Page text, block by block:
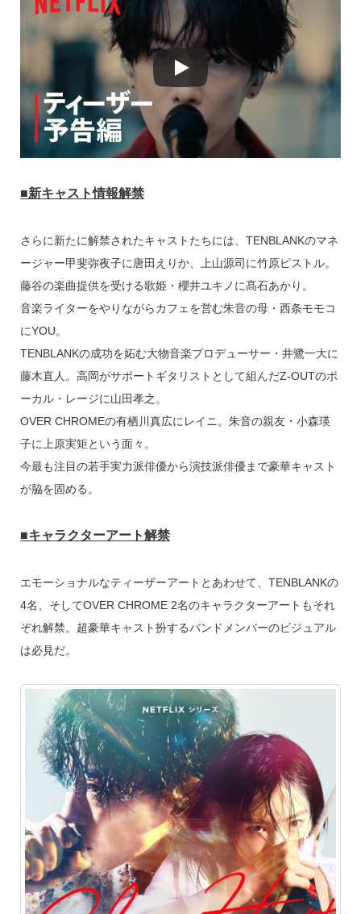
■新キャスト情報解禁
さらに新たに解禁されたキャストたちには、TENBLANKのマネ
ージャー甲斐弥夜子に唐田えりか、上山源司に竹原ピストル。
藤谷の楽曲提供を受ける歌姫・櫻井ユキノに髙石あかり。
音楽ライターをやりながらカフェを営む朱音の母・西条モモコ
にYOU。
TENBLANKの成功を妬む大物音楽プロデューサー・井鷺一大に
藤木直人。高岡がサポートギタリストとして組んだZ-OUTのボ
ーカル・レージに山田孝之。
OVER CHROMEの有栖川真広にレイニ。朱音の親友・小森瑛
子に上原実矩という面々。
今最も注目の若手実力派俳優から演技派俳優まで豪華キャスト
が脇を固める。
■キャラクターアート解禁
エモーショナルなティーザーアートとあわせて、TENBLANKの
4名、そしてOVER CHROME 2名のキャラクターアートもそれ
ぞれ解禁。超豪華キャスト扮するバンドメンバーのビジュアル
は必見だ。